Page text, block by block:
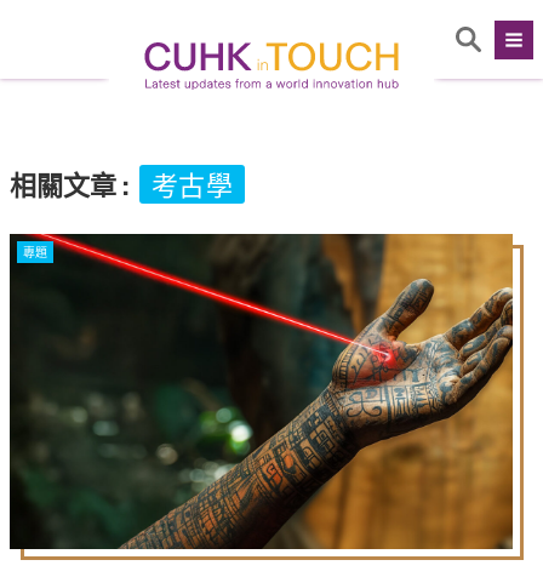
相關文章: 考古學
專題